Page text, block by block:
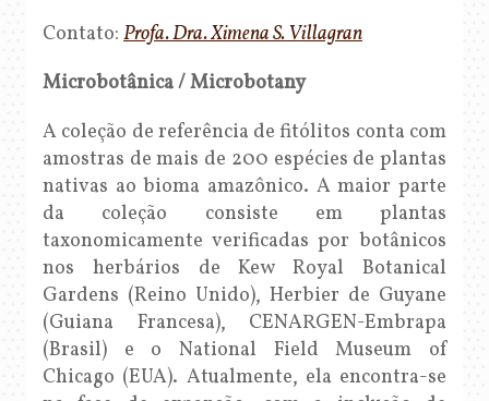
Contato: Profa. Dra. Ximena S. Villagran
Microbotânica / Microbotany
A coleção de referência de fitólitos conta com
amostras de mais de 200 espécies de plantas
nativas ao bioma amazônico. A maior parte
da coleção consiste em plantas
taxonomicamente verificadas por botânicos
nos herbários de Kew Royal Botanical
Gardens (Reino Unido), Herbier de Guyane
(Guiana Francesa), CENARGEN-Embrapa
(Brasil) e o National Field Museum of
Chicago (EUA). Atualmente, ela encontra-se